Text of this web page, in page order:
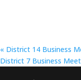
« District 14 Business
District 7 Business